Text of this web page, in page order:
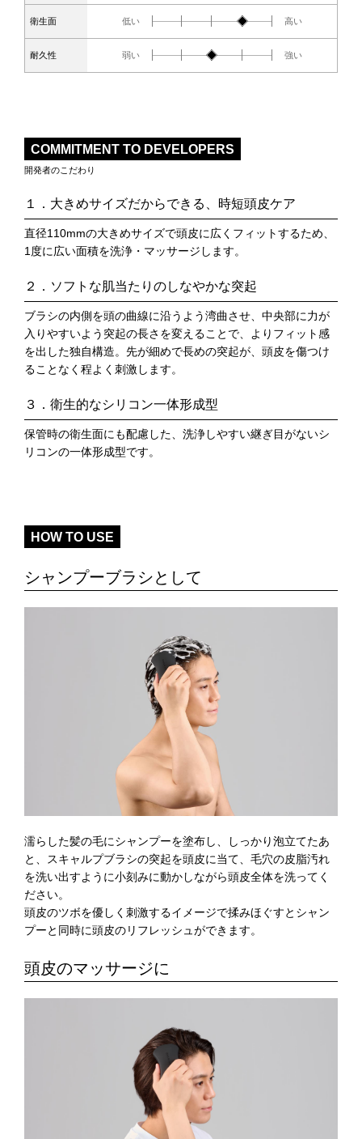
衛生面 低い 1
2 3 4 高い
耐久性 弱い 1
2 3 4 強い
COMMITMENT TO DEVELOPERS
開発者のこだわり
１．大きめサイズだからできる、時短頭皮ケア
直径110mmの大きめサイズで頭皮に広くフィットするため、
1度に広い面積を洗浄・マッサージします。
２．ソフトな肌当たりのしなやかな突起
ブラシの内側を頭の曲線に沿うよう湾曲させ、中央部に力が
入りやすいよう突起の長さを変えることで、よりフィット感
を出した独自構造。先が細めで長めの突起が、頭皮を傷つけ
ることなく程よく刺激します。
３．衛生的なシリコン一体形成型
保管時の衛生面にも配慮した、洗浄しやすい継ぎ目がないシ
リコンの一体形成型です。
HOW TO USE
シャンプーブラシとして
濡らした髪の毛にシャンプーを塗布し、しっかり泡立てたあ
と、スキャルプブラシの突起を頭皮に当て、毛穴の皮脂汚れ
を洗い出すように小刻みに動かしながら頭皮全体を洗ってく
ださい。
頭皮のツボを優しく刺激するイメージで揉みほぐすとシャン
プーと同時に頭皮のリフレッシュができます。
頭皮のマッサージに